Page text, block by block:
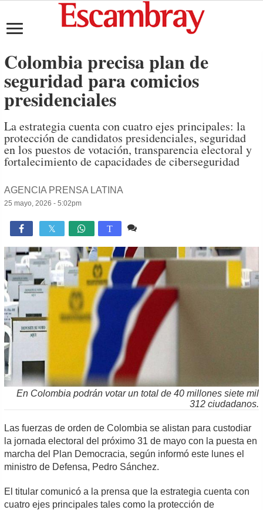
Colombia precisa plan de
seguridad para comicios
presidenciales
La estrategia cuenta con cuatro ejes principales: la
protección de candidatos presidenciales, seguridad
en los puestos de votación, transparencia electoral y
fortalecimiento de capacidades de ciberseguridad
AGENCIA PRENSA LATINA
25 mayo, 2026 - 5:02pm
 T
En Colombia podrán votar un total de 40 millones siete mil
312 ciudadanos.
Las fuerzas de orden de Colombia se alistan para custodiar
la jornada electoral del próximo 31 de mayo con la puesta en
marcha del Plan Democracia, según informó este lunes el
ministro de Defensa, Pedro Sánchez.
El titular comunicó a la prensa que la estrategia cuenta con
cuatro ejes principales tales como la protección de